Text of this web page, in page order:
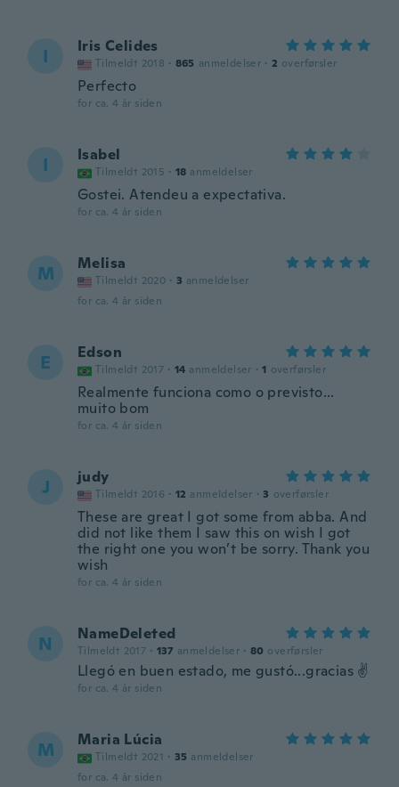
I Iris Celides
Tilmeldt 2018 · 865 anmeldelser · 2 overførsler
Perfecto
for ca. 4 år siden
I Isabel
Tilmeldt 2015 · 18 anmeldelser
Gostei. Atendeu a expectativa.
for ca. 4 år siden
M Melisa
Tilmeldt 2020 · 3 anmeldelser
for ca. 4 år siden
E Edson
Tilmeldt 2017 · 14 anmeldelser · 1 overførsler
Realmente funciona como o previsto...
muito bom
for ca. 4 år siden
J judy
Tilmeldt 2016 · 12 anmeldelser · 3 overførsler
These are great I got some from abba. And
did not like them I saw this on wish I got
the right one you won’t be sorry. Thank you
wish
for ca. 4 år siden
N NameDeleted
Tilmeldt 2017 · 137 anmeldelser · 80 overførsler
Llegó en buen estado, me gustó...gracias ✌️
for ca. 4 år siden
M Maria Lúcia
Tilmeldt 2021 · 35 anmeldelser
for ca. 4 år siden